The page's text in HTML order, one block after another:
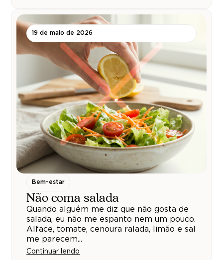
19 de maio de 2026
Bem-estar
Não coma salada
Quando alguém me diz que não gosta de
salada, eu não me espanto nem um pouco.
Alface, tomate, cenoura ralada, limão e sal
me parecem...
Continuar lendo